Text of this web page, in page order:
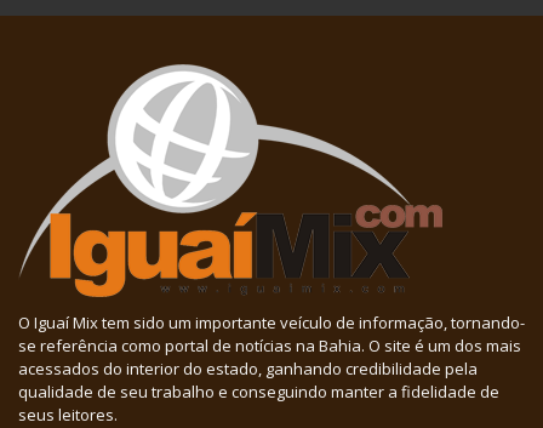
O Iguaí Mix tem sido um importante veículo de informação, tornando-
se referência como portal de notícias na Bahia. O site é um dos mais
acessados do interior do estado, ganhando credibilidade pela
qualidade de seu trabalho e conseguindo manter a fidelidade de
seus leitores.